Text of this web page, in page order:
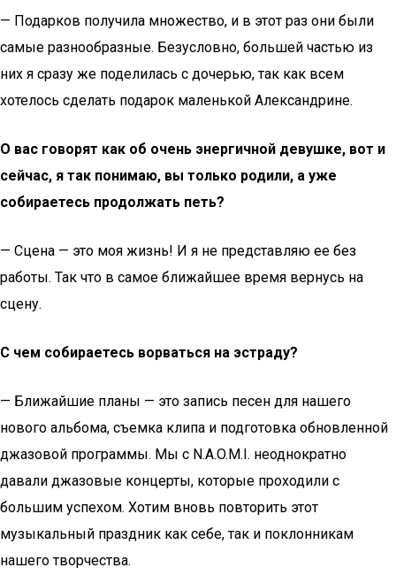
— Подарков получила множество, и в этот раз они были
самые разнообразные. Безусловно, большей частью из
них я сразу же поделилась с дочерью, так как всем
хотелось сделать подарок маленькой Александрине.
О вас говорят как об очень энергичной девушке, вот и
сейчас, я так понимаю, вы только родили, а уже
собираетесь продолжать петь?
— Сцена — это моя жизнь! И я не представляю ее без
работы. Так что в самое ближайшее время вернусь на
сцену.
С чем собираетесь ворваться на эстраду?
— Ближайшие планы — это запись песен для нашего
нового альбома, съемка клипа и подготовка обновленной
джазовой программы. Мы с N.A.O.M.I. неоднократно
давали джазовые концерты, которые проходили с
большим успехом. Хотим вновь повторить этот
музыкальный праздник как себе, так и поклонникам
нашего творчества.